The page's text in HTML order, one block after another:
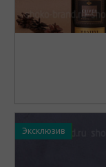
Эксклюзив